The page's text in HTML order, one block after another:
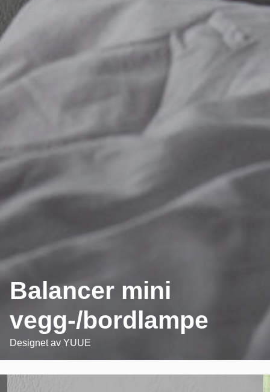
Balancer mini
vegg-/bordlampe
Designet av YUUE